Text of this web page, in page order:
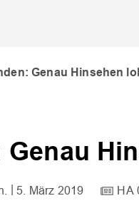
Genau Hinsehen
5. März 2019 HA